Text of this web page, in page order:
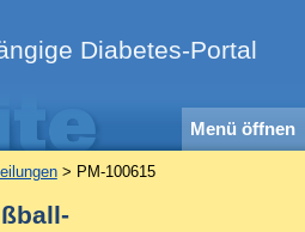
Diabetes-Portal
Menü öffnen
> PM-100615